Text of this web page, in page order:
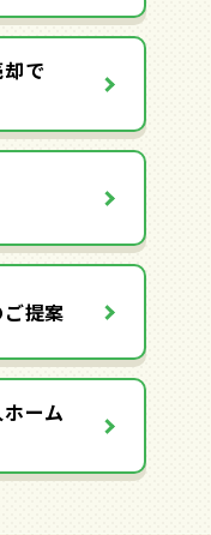
で
提案
ーム